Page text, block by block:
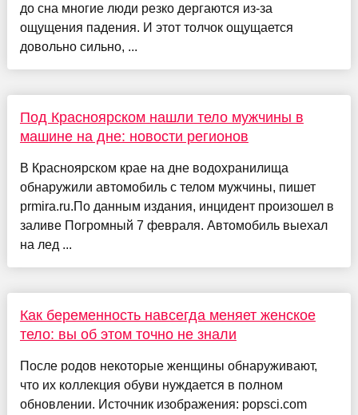
до сна многие люди резко дергаются из-за
ощущения падения. И этот толчок ощущается
довольно сильно, ...
Под Красноярском нашли тело мужчины в
машине на дне: новости регионов
В Красноярском крае на дне водохранилища
обнаружили автомобиль с телом мужчины, пишет
prmira.ru.По данным издания, инцидент произошел в
заливе Погромный 7 февраля. Автомобиль выехал
на лед ...
Как беременность навсегда меняет женское
тело: вы об этом точно не знали
После родов некоторые женщины обнаруживают,
что их коллекция обуви нуждается в полном
обновлении. Источник изображения: popsci.com